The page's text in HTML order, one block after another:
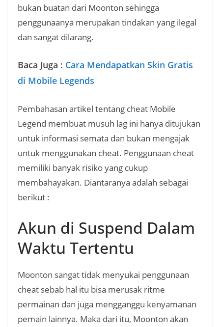
bukan buatan dari Moonton sehingga
penggunaanya merupakan tindakan yang ilegal
dan sangat dilarang.
Baca Juga : Cara Mendapatkan Skin Gratis
di Mobile Legends
Pembahasan artikel tentang cheat Mobile
Legend membuat musuh lag ini hanya ditujukan
untuk informasi semata dan bukan mengajak
untuk menggunakan cheat. Penggunaan cheat
memiliki banyak risiko yang cukup
membahayakan. Diantaranya adalah sebagai
berikut :
Akun di Suspend Dalam
Waktu Tertentu
Moonton sangat tidak menyukai penggunaan
cheat sebab hal itu bisa merusak ritme
permainan dan juga mengganggu kenyamanan
pemain lainnya. Maka dari itu, Moonton akan